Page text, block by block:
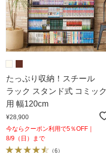
たっぷり収納！スチール
ラック スタンド式 コミック
用 幅120cm
¥28,900
今ならクーポン利用で5％OFF｜
8/9（日）まで
（6）